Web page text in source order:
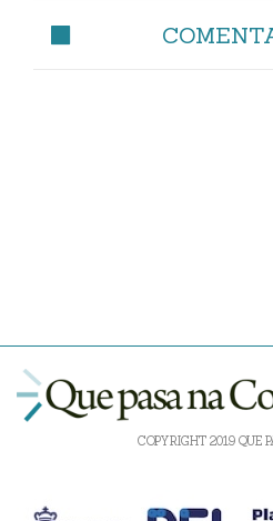
COPYRIGHT 2019 QUE